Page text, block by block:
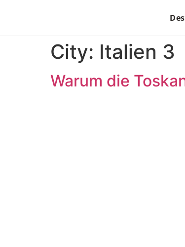
City: Italien 3
Warum die